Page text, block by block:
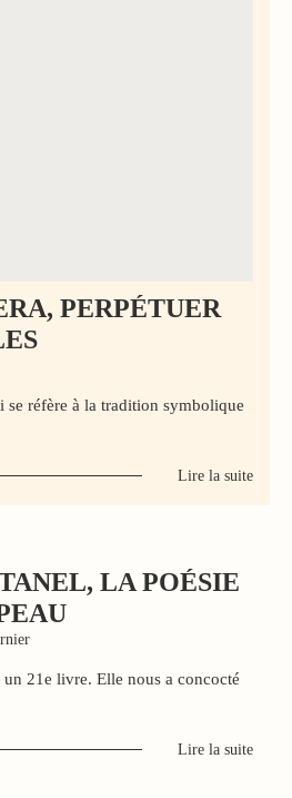
PERPÉTUER
se réfère à la tradition symbolique
Lire la suite
LA POÉSIE
21e livre. Elle nous a concocté
Lire la suite